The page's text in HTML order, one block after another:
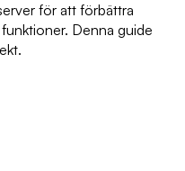
för att förbättra
Denna guide